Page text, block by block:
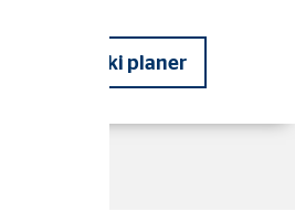
financijski planer